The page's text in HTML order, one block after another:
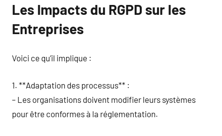
Les Impacts du RGPD sur les
Entreprises
Voici ce qu’il implique :
1. **Adaptation des processus** :
– Les organisations doivent modifier leurs systèmes
pour être conformes à la réglementation.